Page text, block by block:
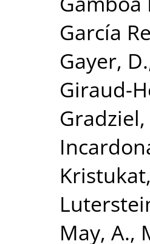
García
Gayer, D.
Giraud-
May, A.,